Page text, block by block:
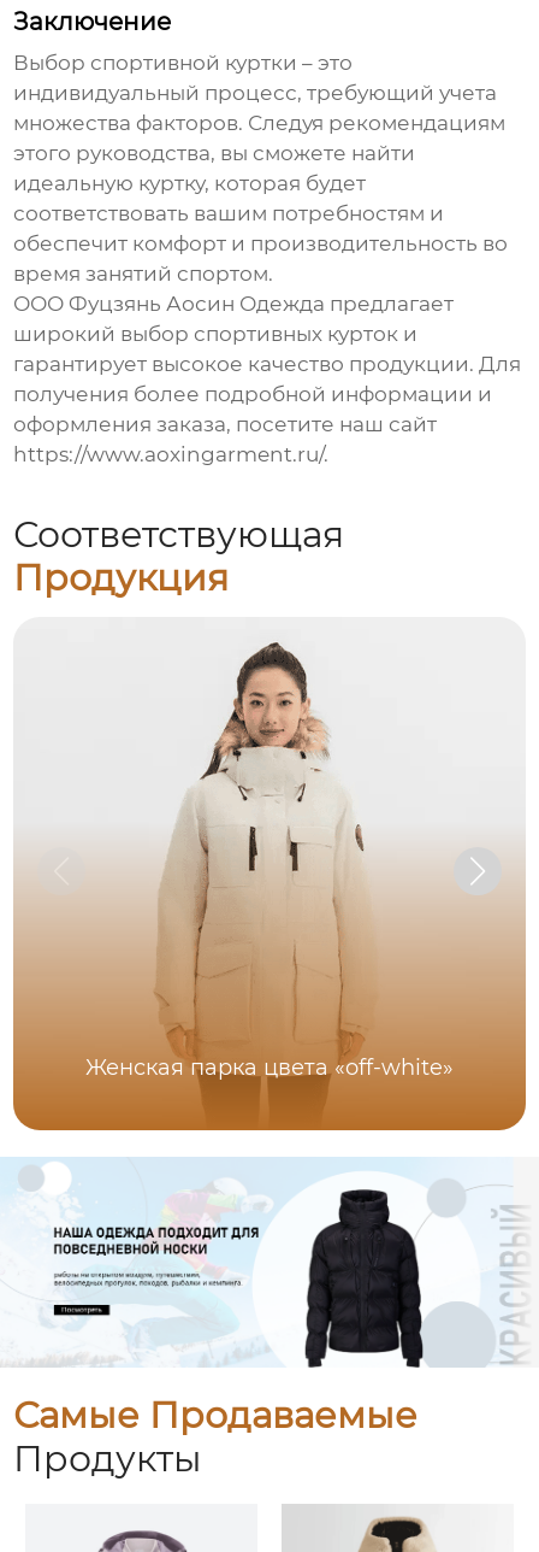
Заключение
Выбор спортивной куртки – это
индивидуальный процесс, требующий учета
множества факторов. Следуя рекомендациям
этого руководства, вы сможете найти
идеальную куртку, которая будет
соответствовать вашим потребностям и
обеспечит комфорт и производительность во
время занятий спортом.
ООО Фуцзянь Аосин Одежда предлагает
широкий выбор спортивных курток и
гарантирует высокое качество продукции. Для
получения более подробной информации и
оформления заказа, посетите наш сайт
https://www.aoxingarment.ru/.
Соответствующая
Продукция
Женская парка цвета «off-white»
Самые Продаваемые
Продукты